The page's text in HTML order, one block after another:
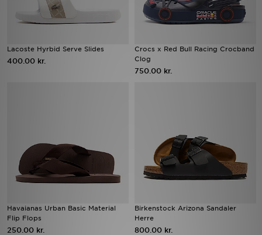
Lacoste Hyrbid Serve Slides
400.00 kr.
Crocs x Red Bull Racing Crocband
Clog
750.00 kr.
Havaianas Urban Basic Material
Flip Flops
250.00 kr.
Birkenstock Arizona Sandaler
Herre
800.00 kr.